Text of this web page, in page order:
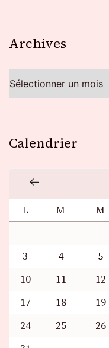
Archives
Calendrier
L M M
3
4 5
10
11 12
17
18 19
24
25 26